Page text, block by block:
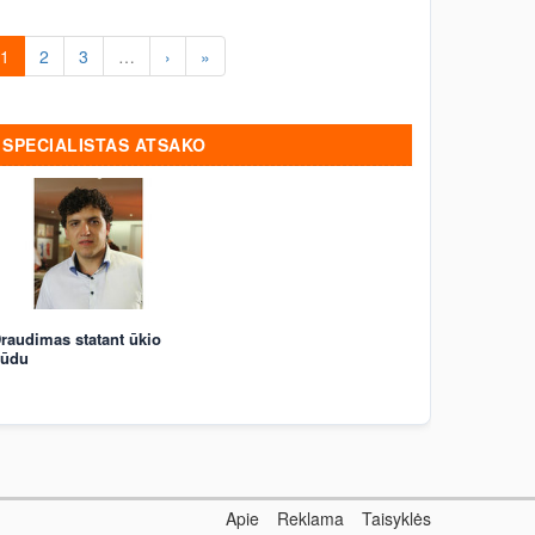
1 2 3 … › »
SPECIALISTAS ATSAKO
statant ūkio
Apie Reklama Taisyklės